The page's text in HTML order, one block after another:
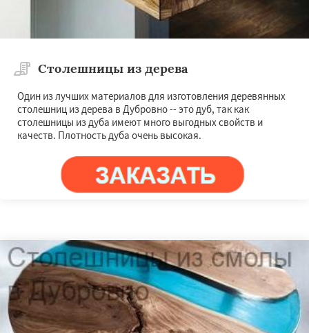
Столешницы из дерева
Один из лучших материалов для изготовления деревянных
столешниц из дерева в Дубровно -- это дуб, так как
столешницы из дуба имеют много выгодных свойств и
качеств. Плотность дуба очень высокая.